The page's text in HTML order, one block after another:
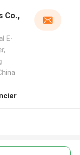
Co.,
E-